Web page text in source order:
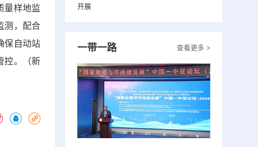
量样地监
测，配合
保自动站
控。（新
开展
查看更多 >
一带一路